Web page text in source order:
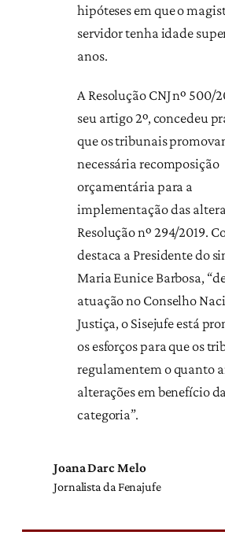
hipóteses em que o
servidor tenha idade
anos.
A Resolução CNJ nº 500/
seu artigo 2º, concedeu
que os tribunais
necessária recomposição
orçamentária para a
implementação das
Resolução nº 294/2019.
destaca a Presidente do
Maria Eunice Barbosa,
atuação no Conselho
Justiça, o Sisejufe está
os esforços para que os
regulamentem o quanto
alterações em benefício da
categoria”.
Joana Darc Melo
Jornalista da Fenajufe